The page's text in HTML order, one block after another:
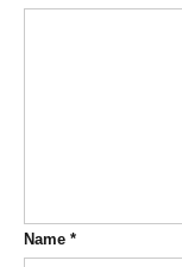
Name *